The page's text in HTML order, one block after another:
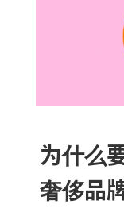
为什么
奢侈品